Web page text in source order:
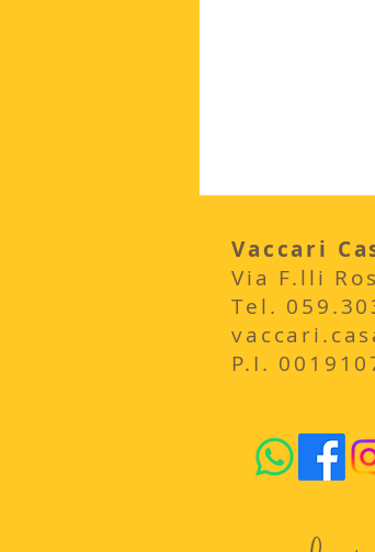
Vaccari
Via F.lli
​Tel.
P.I.